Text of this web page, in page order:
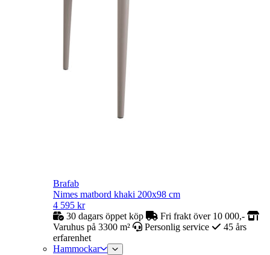
Brafab
Nimes matbord khaki 200x98 cm
4 595 kr
30 dagars öppet köp
Fri frakt över 10 000,-
Varuhus på 3300 m²
Personlig service
45 års
erfarenhet
Hammockar